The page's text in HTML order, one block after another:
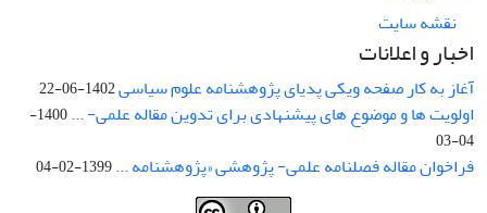
نقشه سایت
اخبار و اعلانات
آغاز به کار صفحه ویکی پدیای پژوهشنامه علوم سیاسی1402-06-22
اولویت ها و موضوع های پیشنهادی برای تدوین مقاله علمی- ...
1400-
04-03
فراخوان مقاله فصلنامه علمی- پژوهشی «پژوهشنامه ...1399-02-04